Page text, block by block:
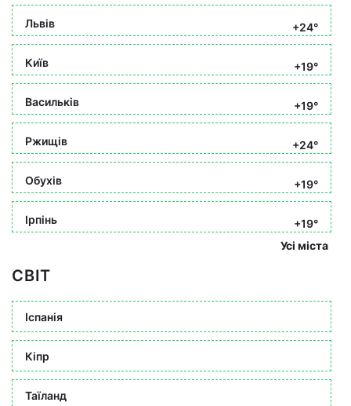
Львів +24°
Київ +19°
Васильків +19°
Ржищів +24°
Обухів +19°
Ірпінь
+19°
Усі міста
СВІТ
Іспанія
Кіпр
Таїланд